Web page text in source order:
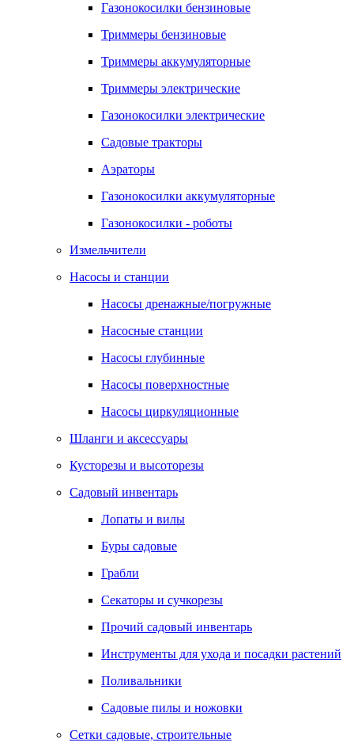
Газонокосилки бензиновые
Триммеры бензиновые
Триммеры аккумуляторные
Триммеры электрические
Газонокосилки электрические
Садовые тракторы
Аэраторы
Газонокосилки аккумуляторные
Газонокосилки - роботы
Измельчители
Насосы и станции
Насосы дренажные/погружные
Насосные станции
Насосы глубинные
Насосы поверхностные
Насосы циркуляционные
Шланги и аксессуары
Кусторезы и высоторезы
Садовый инвентарь
Лопаты и вилы
Буры садовые
Грабли
Секаторы и сучкорезы
Прочий садовый инвентарь
Инструменты для ухода и посадки растений
Поливальники
Садовые пилы и ножовки
Сетки садовые, строительные